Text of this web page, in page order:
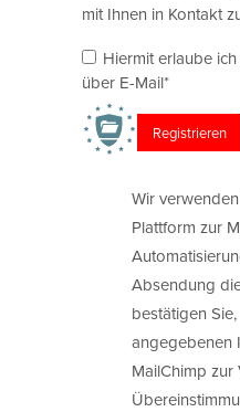
mit Ihnen in Kontakt
Hiermit erlaube
über E-Mail*
Wir
Plattform zur
Absendung
bestätigen
angegebenen
MailChimp